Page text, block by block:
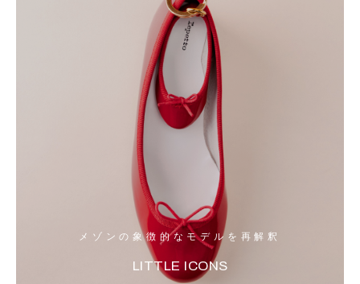
メゾンの象徴的なモデルを再解釈
LITTLE ICONS